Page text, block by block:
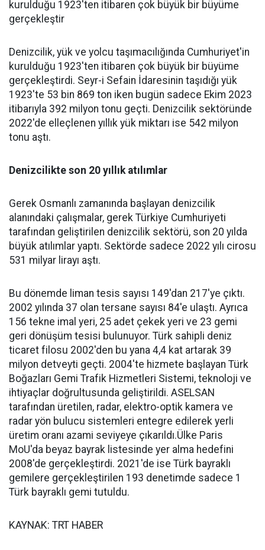
kurulduğu 1923'ten itibaren çok büyük bir büyüme
gerçekleştir
Denizcilik, yük ve yolcu taşımacılığında Cumhuriyet'in
kurulduğu 1923'ten itibaren çok büyük bir büyüme
gerçekleştirdi. Seyr-i Sefain İdaresinin taşıdığı yük
1923'te 53 bin 869 ton iken bugün sadece Ekim 2023
itibarıyla 392 milyon tonu geçti. Denizcilik sektöründe
2022'de elleçlenen yıllık yük miktarı ise 542 milyon
tonu aştı.
Denizcilikte son 20 yıllık atılımlar
Gerek Osmanlı zamanında başlayan denizcilik
alanındaki çalışmalar, gerek Türkiye Cumhuriyeti
tarafından geliştirilen denizcilik sektörü, son 20 yılda
büyük atılımlar yaptı. Sektörde sadece 2022 yılı cirosu
531 milyar lirayı aştı.
Bu dönemde liman tesis sayısı 149'dan 217'ye çıktı.
2002 yılında 37 olan tersane sayısı 84'e ulaştı. Ayrıca
156 tekne imal yeri, 25 adet çekek yeri ve 23 gemi
geri dönüşüm tesisi bulunuyor. Türk sahipli deniz
ticaret filosu 2002'den bu yana 4,4 kat artarak 39
milyon detveyti geçti. 2004'te hizmete başlayan Türk
Boğazları Gemi Trafik Hizmetleri Sistemi, teknoloji ve
ihtiyaçlar doğrultusunda geliştirildi. ASELSAN
tarafından üretilen, radar, elektro-optik kamera ve
radar yön bulucu sistemleri entegre edilerek yerli
üretim oranı azami seviyeye çıkarıldı.Ülke Paris
MoU'da beyaz bayrak listesinde yer alma hedefini
2008'de gerçekleştirdi. 2021'de ise Türk bayraklı
gemilere gerçekleştirilen 193 denetimde sadece 1
Türk bayraklı gemi tutuldu.
KAYNAK: TRT HABER